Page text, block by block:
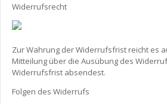
Widerrufsrecht
Zur Wahrung der Widerrufsfrist reicht es
Mitteilung über die Ausübung des
Widerrufsfrist absendest.
Folgen des Widerrufs